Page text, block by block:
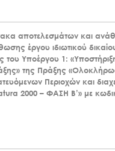
αποτελεσμάτων και
έργου ιδιωτικού
του Υποέργου 1:
της Πράξης
Περιοχών και
2000 – ΦΑΣΗ Β’» με